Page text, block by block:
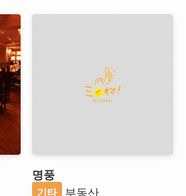
명풍
기타 부동산